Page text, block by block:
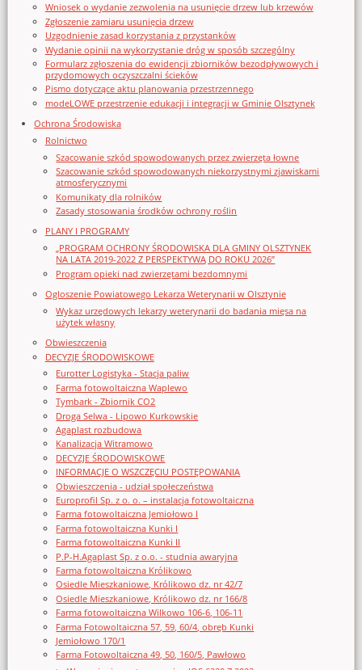
Wniosek o wydanie zezwolenia na usunięcie drzew lub krzewów
Zgłoszenie zamiaru usunięcia drzew
Uzgodnienie zasad korzystania z przystanków
Wydanie opinii na wykorzystanie dróg w sposób szczególny
Formularz zgłoszenia do ewidencji zbiorników bezodpływowych i
przydomowych oczyszczalni ścieków
Pismo dotyczące aktu planowania przestrzennego
modeLOWE przestrzenie edukacji i integracji w Gminie Olsztynek
Ochrona Środowiska
Rolnictwo
Szacowanie szkód spowodowanych przez zwierzęta łowne
Szacowanie szkód spowodowanych niekorzystnymi zjawiskami
atmosferycznymi
Komunikaty dla rolników
Zasady stosowania środków ochrony roślin
PLANY I PROGRAMY
„PROGRAM OCHRONY ŚRODOWISKA DLA GMINY OLSZTYNEK
NA LATA 2019-2022 Z PERSPEKTYWĄ DO ROKU 2026”
Program opieki nad zwierzętami bezdomnymi
Ogloszenie Powiatowego Lekarza Weterynarii w Olsztynie
Wykaz urzędowych lekarzy weterynarii do badania mięsa na
użytek własny
Obwieszczenia
DECYZJE ŚRODOWISKOWE
Eurotter Logistyka - Stacja paliw
Farma fotowoltaiczna Waplewo
Tymbark - Zbiornik CO2
Droga Selwa - Lipowo Kurkowskie
Agaplast rozbudowa
Kanalizacja Witramowo
DECYZJE ŚRODOWISKOWE
INFORMACJE O WSZCZĘCIU POSTĘPOWANIA
Obwieszczenia - udział społeczeństwa
Europrofil Sp. z o. o. – instalacja fotowoltaiczna
Farma fotowoltaiczna Jemiołowo I
Farma fotowoltaiczna Kunki I
Farma fotowoltaiczna Kunki II
P.P-H.Agaplast Sp. z o.o. - studnia awaryjna
Farma fotowoltaiczna Królikowo
Osiedle Mieszkaniowe, Królikowo dz. nr 42/7
Osiedle Mieszkaniowe, Królikowo dz. nr 166/8
Farma fotowoltaiczna Wilkowo 106-6, 106-11
Farma Fotowoltaiczna 57, 59, 60/4, obręb Kunki
Jemiołowo 170/1
Farma Fotowoltaiczna 49, 50, 160/5, Pawłowo